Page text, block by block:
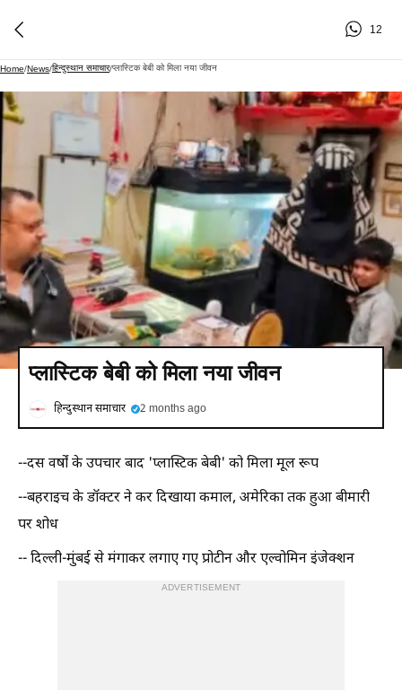
12
Home/News/हिन्दुस्थान समाचार/प्लास्टिक बेबी को मिला नया जीवन
प्लास्टिक बेबी को मिला नया जीवन
हिन्दुस्थान समाचार 2 months ago
--दस वर्षों के उपचार बाद 'प्लास्टिक बेबी' को मिला मूल रूप
--बहराइच के डॉक्टर ने कर दिखाया कमाल, अमेरिका तक हुआ बीमारी
पर शोध
-- दिल्ली-मुंबई से मंगाकर लगाए गए प्रोटीन और एल्वोमिन इंजेक्शन
ADVERTISEMENT